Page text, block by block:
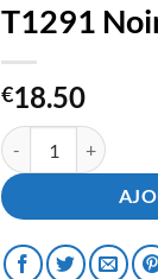
T1291
€18.50
quantité de